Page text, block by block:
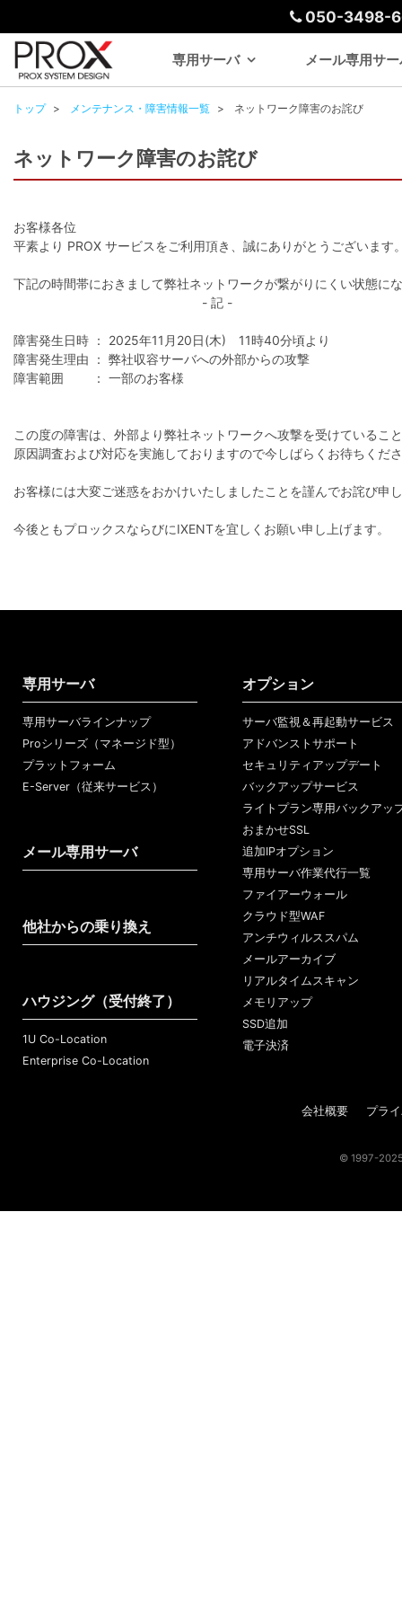
専用サーバ メール専用サ
050-3498-
トップ メンテナンス・障害情報一覧 ネットワーク障害のお詫び
ネットワーク障害のお詫び
お客様各位
平素より PROX サービスをご利用頂き、誠にありがとうございます
下記の時間帯におきまして弊社ネットワークが繋がりにくい状態に
- 記 -
障害発生日時 ： 2025年11月20日(木) 11時40分頃より
障害発生理由 ： 弊社収容サーバへの外部からの攻撃
障害範囲 ： 一部のお客様
この度の障害は、外部より弊社ネットワークへ攻撃を受けている
原因調査および対応を実施しておりますので今しばらくお待ちくだ
お客様には大変ご迷惑をおかけいたしましたことを謹んでお詫び申
今後ともプロックスならびにIXENTを宜しくお願い申し上げます。
専用サーバ
専用サーバラインナップ
Proシリーズ（マネージド型）
プラットフォーム
E-Server（従来サービス）
メール専用サーバ
他社からの乗り換え
ハウジング（受付終了）
1U Co-Location
Enterprise Co-Location
オプション
サーバ監視＆再起動サービス
アドバンストサポート
セキュリティアップデート
バックアップサービス
ライトプラン専用バックアッ
おまかせSSL
追加IPオプション
専用サーバ作業代行一覧
ファイアーウォール
クラウド型WAF
アンチウィルススパム
メールアーカイブ
リアルタイムスキャン
メモリアップ
SSD追加
電子決済
会社概要 プラ
© 1997-2025